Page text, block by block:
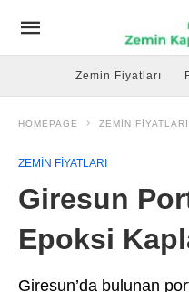
Zemin Fiyatları
HOMEPAGE ZEMIN FIYATLARI
ZEMIN FIYATLARI
Giresun
Epoksi
Giresun’da bulunan